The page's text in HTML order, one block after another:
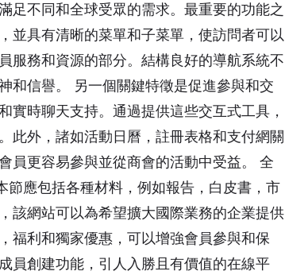
足不同和全球受眾的需求。最重要的功能之
並具有清晰的菜單和子菜單，使訪問者可以
服務和資源的部分。結構良好的導航系統不
和信譽。 另一個關鍵特徵是促進參與和交
實時聊天支持。通過提供這些交互式工具，
此外，諸如活動日曆，註冊表格和支付網關
員更容易參與並從商會的活動中受益。 全
應包括各種材料，例如報告，白皮書，市
該網站可以為希望擴大國際業務的企業提供
福利和獨家優惠，可以增強會員參與和保
員創建功能，引人入勝且有價值的在線平